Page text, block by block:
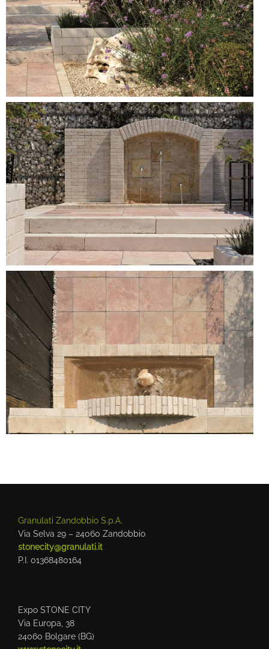
Granulati Zandobbio S.p.A.
Via Selva 29 – 24060 Zandobbio
stonecity@granulati.it
P.I. 01368480164
Expo STONE CITY
Via Europa, 38
24060 Bolgare (BG)